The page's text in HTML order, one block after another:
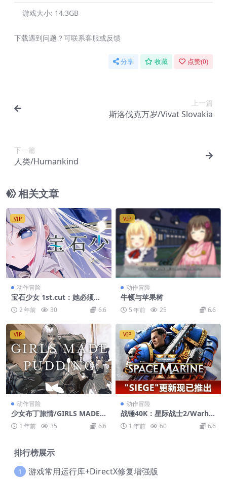
游戏大小: 14.3GB
下载遇到问题？可联系客服或反馈
分享 收藏 点赞(0)
上一篇
斯洛伐克万岁/Vivat Slovakia
下一篇
人类/Humankind
相关文章
VIP
动作冒险
宝石少女 1st.cut：她必须灭
亡的原因/Putrika 1st.cut:Th
e Reason She Must Perish
2 年前 30 6.6
VIP
动作冒险
牛顿与苹果树
5 年前 25 6.6
VIP
动作冒险
少女布丁旅情/GIRLS MADE P
UDDING
1 年前 35 6.6
VIP
动作冒险
战锤40K：星际战士2/Warha
mmer 40,000: Space Marin
e 21 年前 60 6.6
排行榜展示
1 游戏常用运行库+DirectX修复增强版